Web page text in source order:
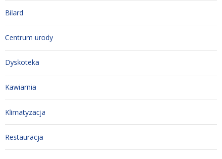
Bilard
Centrum urody
Dyskoteka
Kawiarnia
Klimatyzacja
Restauracja